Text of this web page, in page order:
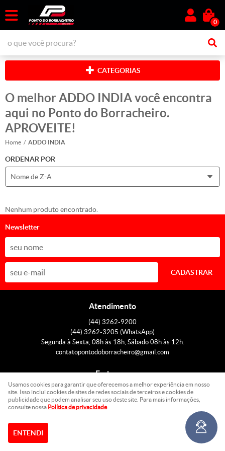
0
CATEGORIAS
O melhor ADDO INDIA você encontra
aqui no Ponto do Borracheiro.
APROVEITE!
Home ADDO INDIA
ORDENAR POR
Nome de Z-A
Nenhum produto encontrado.
Newsletter
CADASTRAR
Atendimento
(44) 3262-9200
(44) 3262-3205 (WhatsApp)
Segunda à Sexta, 08h às 18h, Sábado 08h às 12h.
contatopontodoborracheiro@gmail.com
Endereço
Avenida Colombo, 6662, Loja A-Zona 7, Maringá- PR
CEP: 87020-000
LOJA VIRTUAL CRIADA POR
Usamos cookies para garantir que oferecemos a melhor experiência em nosso
site. Isso inclui cookies de sites de redes sociais de terceiros e cookies de
publicidade que podem analisar seu uso deste site. Para mais informações,
consulte nossa Política de privacidade.
ENTENDI